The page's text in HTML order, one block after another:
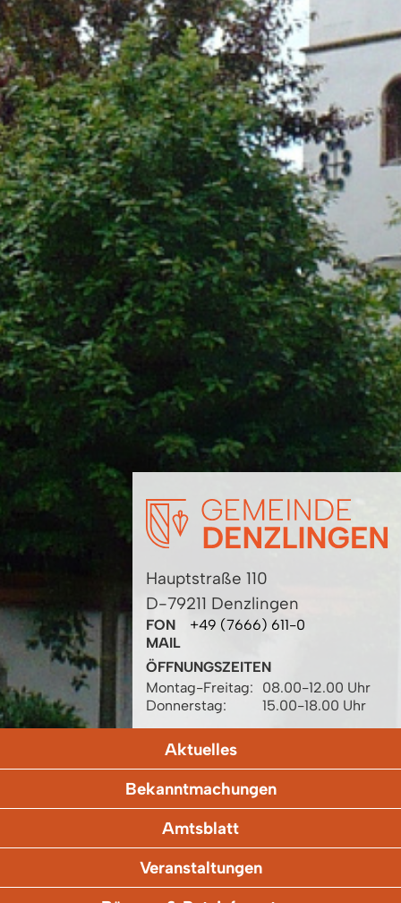
Hauptstraße 110
D-79211 Denzlingen
FON
+49 (7666) 611-0
MAIL
ÖFFNUNGSZEITEN
Montag-Freitag:
08.00-12.00 Uhr
Donnerstag:
15.00-18.00 Uhr
Aktuelles
Bekanntmachungen
Amtsblatt
Veranstaltungen